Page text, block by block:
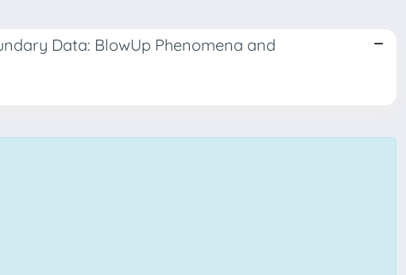
Data: BlowUp Phenomena and